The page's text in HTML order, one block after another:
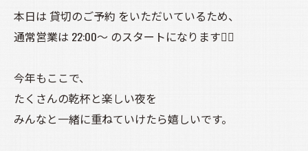
本日は 貸切のご予約 をいただいているため、
通常営業は 22:00〜 のスタートになります🙇‍♀️
今年もここで、
たくさんの乾杯と楽しい夜を
みんなと一緒に重ねていけたら嬉しいです。